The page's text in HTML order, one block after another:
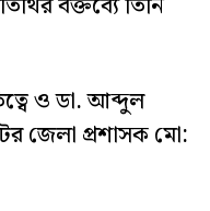
ও ডা. আব্দুল
জেলা প্রশাসক মো: